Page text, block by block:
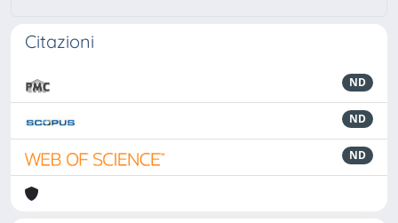
Citazioni
ND
ND
ND